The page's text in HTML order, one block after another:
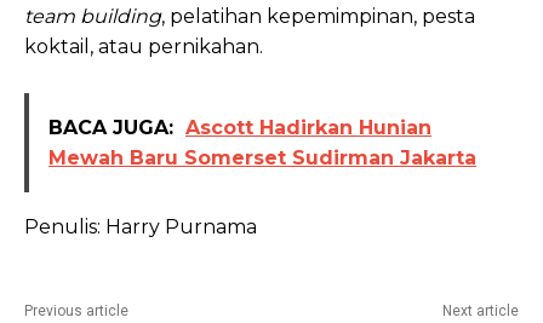
team building, pelatihan kepemimpinan, pesta
koktail, atau pernikahan.
BACA JUGA: Ascott Hadirkan Hunian
Mewah Baru Somerset Sudirman Jakarta
Penulis: Harry Purnama
Previous article Next article